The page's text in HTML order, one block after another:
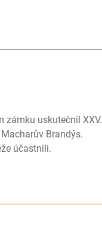
zámku uskutečnil XXV.
Brandýs.
účastnili.